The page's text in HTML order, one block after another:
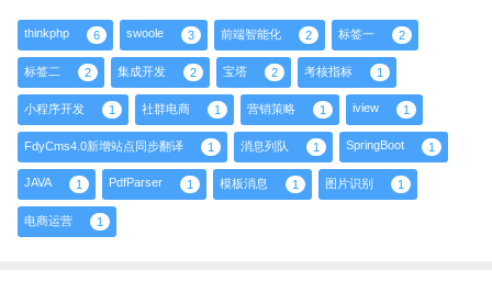
thinkphp 6 swoole 3 前端智能化 2 标签一 2
标签二 2 集成开发 2 宝塔 2 考核指标 1
小程序开发 1 社群电商 1 营销策略 1 iview 1
FdyCms4.0新增站点同步翻译 1 消息列队 1 SpringBoot 1
JAVA 1 PdfParser 1 模板消息 1 图片识别 1
电商运营 1